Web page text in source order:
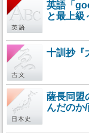
英語「
と最上級
十訓抄『
薩長同盟
んだのか